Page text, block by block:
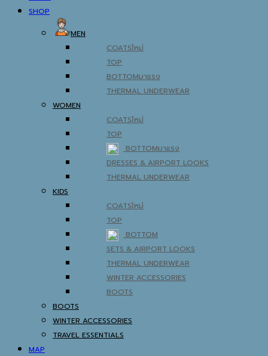
SHOP
MEN
COATS
TOP
BOTTOM
THERMAL UNDERWEAR
WOMEN
COATS
TOP
BOTTOM
DRESSES & AIRPORT LOOKS
THERMAL UNDERWEAR
KIDS
COATS
TOP
BOTTOM
SETS & AIRPORT LOOKS
THERMAL UNDERWEAR
WINTER ACCESSORIES
BOOTS
BOOTS
WINTER ACCESSORIES
TRAVEL ESSENTIALS
MAP